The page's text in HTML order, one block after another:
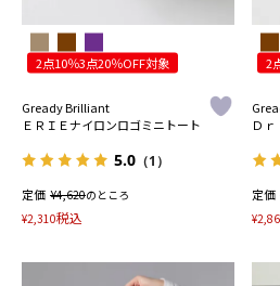
2点10％3点20％OFF対象
Gready Brilliant
ＥＲＩＥナイロンロゴミニトート
5.0 （1）
定価 ¥4,620のところ
¥2,310税込
2
Ｄ
定価
¥